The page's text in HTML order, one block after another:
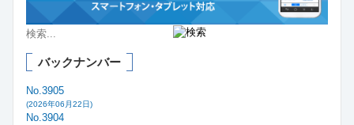
バックナンバー
No.3905
(2026年06月22日)
No.3904